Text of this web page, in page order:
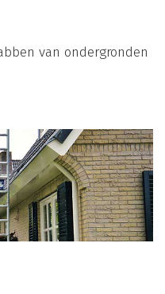
van ondergronden